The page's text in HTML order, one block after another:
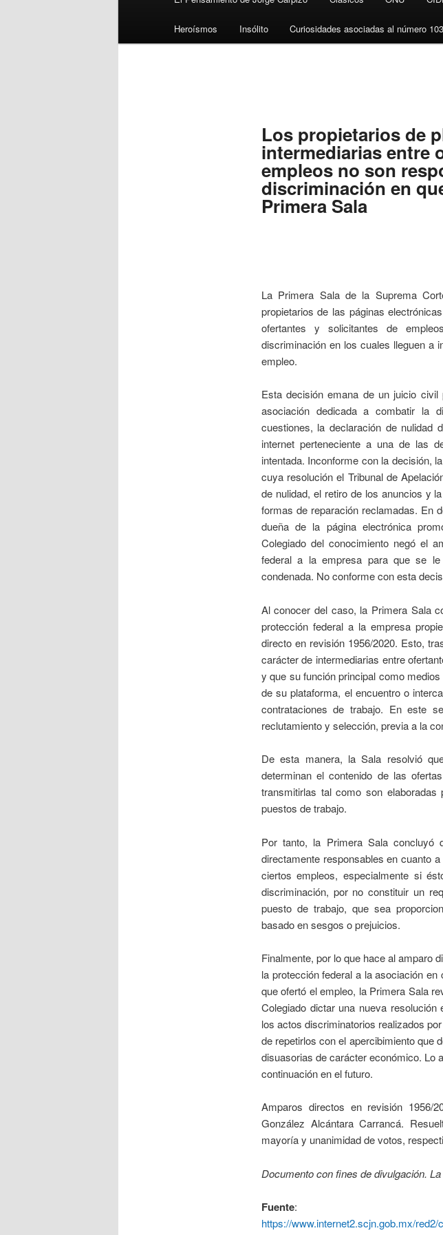
Heroísmos Insólito Curiosidades asociadas al número 103
Los propietarios de
intermediarias entre
empleos no son
discriminación en
Primera Sala
La Primera Sala de la Suprema
propietarios de las páginas
ofertantes y solicitantes de
discriminación en los cuales lleguen a
empleo.
Esta decisión emana de un juicio
asociación dedicada a combatir la
cuestiones, la declaración de nulidad
internet perteneciente a una de las
intentada. Inconforme con la decisión,
cuya resolución el Tribunal de
de nulidad, el retiro de los anuncios y
formas de reparación reclamadas. En
dueña de la página electrónica
Colegiado del conocimiento negó el
federal a la empresa para que se
condenada. No conforme con esta
Al conocer del caso, la Primera Sala
protección federal a la empresa
directo en revisión 1956/2020. Esto,
carácter de intermediarias entre
y que su función principal como
de su plataforma, el encuentro o
contrataciones de trabajo. En este
reclutamiento y selección, previa a la
De esta manera, la Sala resolvió
determinan el contenido de las
transmitirlas tal como son
puestos de trabajo.
Por tanto, la Primera Sala concluyó
directamente responsables en cuanto
ciertos empleos, especialmente si
discriminación, por no constituir un
puesto de trabajo, que sea
basado en sesgos o prejuicios.
Finalmente, por lo que hace al amparo
la protección federal a la asociación
que ofertó el empleo, la Primera Sala
Colegiado dictar una nueva
los actos discriminatorios realizados
de repetirlos con el apercibimiento que
disuasorias de carácter económico. Lo
continuación en el futuro.
Amparos directos en revisión 1956/
González Alcántara Carrancá.
mayoría y unanimidad de votos,
Documento con fines de divulgación.
Fuente:
https://www.internet2.scjn.gob.mx/